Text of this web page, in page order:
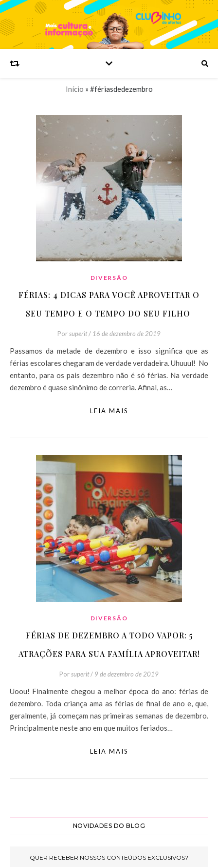
Início » #fériasdedezembro
DIVERSÃO
FÉRIAS: 4 DICAS PARA VOCÊ APROVEITAR O
SEU TEMPO E O TEMPO DO SEU FILHO
Porsuperit/ 16 de dezembro de 2019
Passamos da metade de dezembro e isso significa que as
férias escolares chegaram de verdade verdadeira. Uhuuul! No
entanto, para os pais dezembro não é só férias. Na verdade
dezembro é quase sinônimo de correria. Afinal, as…
LEIA MAIS
DIVERSÃO
FÉRIAS DE DEZEMBRO A TODO VAPOR: 5
ATRAÇÕES PARA SUA FAMÍLIA APROVEITAR!
Porsuperit/ 9 de dezembro de 2019
Uoou! Finalmente chegou a melhor época do ano: férias de
dezembro. Toda criança ama as férias de final de ano e, que,
geralmente, já começam nas primeiras semanas de dezembro.
Principalmente neste ano em que muitos feriados…
LEIA MAIS
NOVIDADES DO BLOG